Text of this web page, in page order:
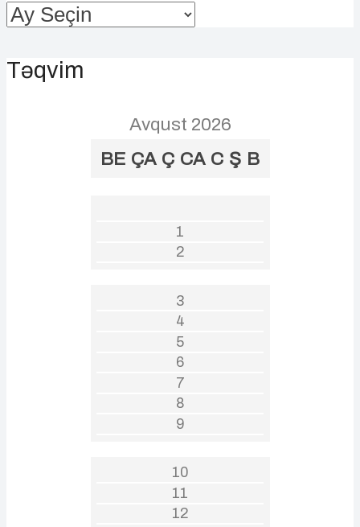
Arxivlər
Təqvim
Avqust 2026
BE ÇA Ç CA C Ş B
1
2
3
4
5
6
7
8
9
10
11
12